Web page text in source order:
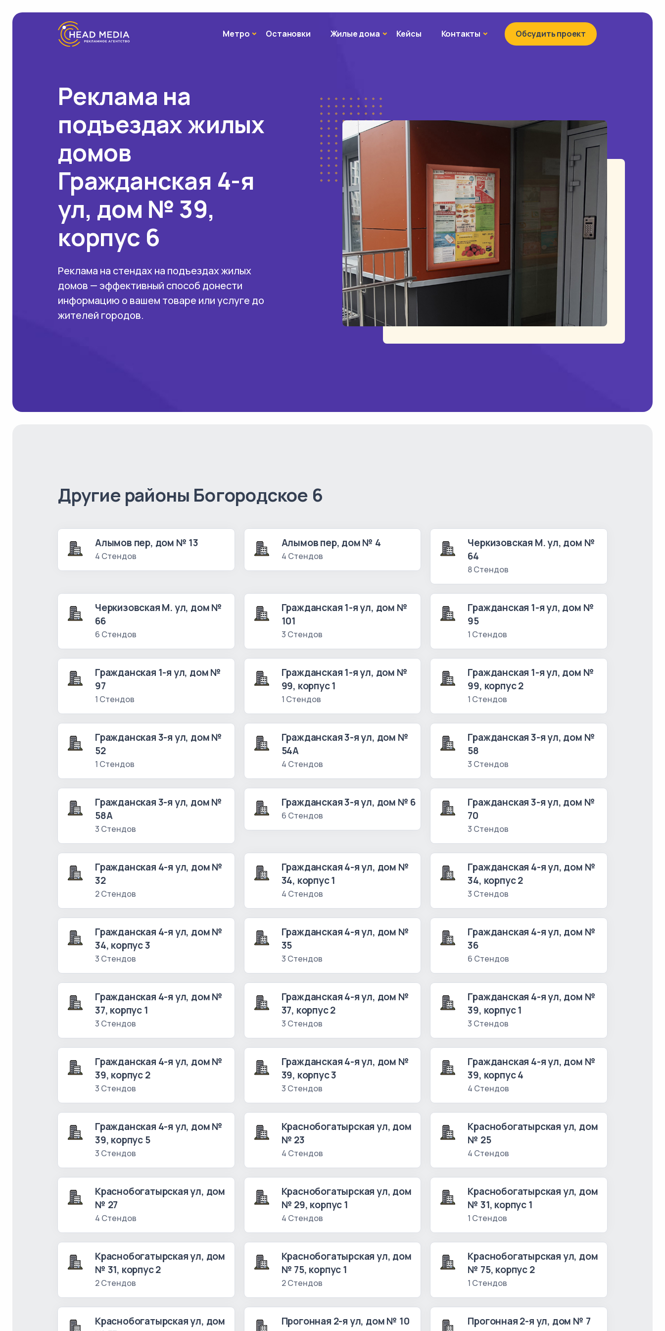
МетроМетроОстановки Жилые домаЖилые дома
Кейсы Контакты КонтактыОбсудить проект
Реклама на
подъездах жилых
домов
Гражданская 4-я
ул, дом № 39,
корпус 6
Реклама на стендах на подъездах жилых
домов — эффективный способ донести
информацию о вашем товаре или услуге до
жителей городов.
Другие районы Богородское 6
Алымов пер, дом № 13
4 Стендов
Алымов пер, дом № 4
4 Стендов
Черкизовская М. ул, дом №
64
8 Стендов
Черкизовская М. ул, дом №
66
6 Стендов
Гражданская 1-я ул, дом №
101
3 Стендов
Гражданская 1-я ул, дом №
95
1 Стендов
Гражданская 1-я ул, дом №
97
1 Стендов
Гражданская 1-я ул, дом №
99, корпус 1
1 Стендов
Гражданская 1-я ул, дом №
99, корпус 2
1 Стендов
Гражданская 3-я ул, дом №
52
1 Стендов
Гражданская 3-я ул, дом №
54А
4 Стендов
Гражданская 3-я ул, дом №
58
3 Стендов
Гражданская 3-я ул, дом №
58А
3 Стендов
Гражданская 3-я ул, дом № 6
6 Стендов
Гражданская 3-я ул, дом №
70
3 Стендов
Гражданская 4-я ул, дом №
32
2 Стендов
Гражданская 4-я ул, дом №
34, корпус 1
4 Стендов
Гражданская 4-я ул, дом №
34, корпус 2
3 Стендов
Гражданская 4-я ул, дом №
34, корпус 3
3 Стендов
Гражданская 4-я ул, дом №
35
3 Стендов
Гражданская 4-я ул, дом №
36
6 Стендов
Гражданская 4-я ул, дом №
37, корпус 1
3 Стендов
Гражданская 4-я ул, дом №
37, корпус 2
3 Стендов
Гражданская 4-я ул, дом №
39, корпус 1
3 Стендов
Гражданская 4-я ул, дом №
39, корпус 2
3 Стендов
Гражданская 4-я ул, дом №
39, корпус 3
3 Стендов
Гражданская 4-я ул, дом №
39, корпус 4
4 Стендов
Гражданская 4-я ул, дом №
39, корпус 5
3 Стендов
Краснобогатырская ул, дом
№ 23
4 Стендов
Краснобогатырская ул, дом
№ 25
4 Стендов
Краснобогатырская ул, дом
№ 27
4 Стендов
Краснобогатырская ул, дом
№ 29, корпус 1
4 Стендов
Краснобогатырская ул, дом
№ 31, корпус 1
1 Стендов
Краснобогатырская ул, дом
№ 31, корпус 2
2 Стендов
Краснобогатырская ул, дом
№ 75, корпус 1
2 Стендов
Краснобогатырская ул, дом
№ 75, корпус 2
1 Стендов
Краснобогатырская ул, дом
Прогонная 2-я ул, дом № 10 Прогонная 2-я ул, дом № 7